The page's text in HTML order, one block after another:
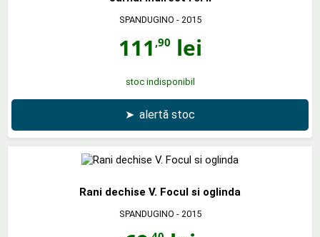
SPANDUGINO - 2015
111 ,90 lei
stoc indisponibil
➤ alertă stoc
Rani dechise V. Focul si oglinda
SPANDUGINO - 2015